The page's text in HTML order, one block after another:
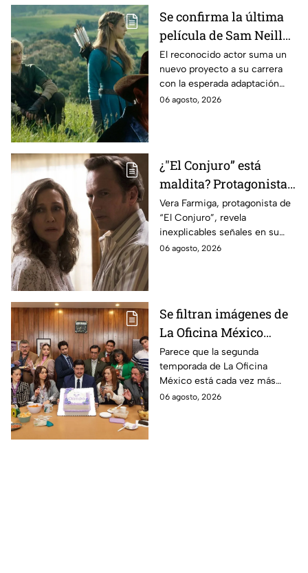
Se confirma la última
película de Sam Neill
antes de morir: esto es
lo que se sabe hasta
ahora
El reconocido actor suma un
nuevo proyecto a su carrera
con la esperada adaptación
cinematográfica del popular
06 agosto, 2026
¿"El Conjuro” está
maldita? Protagonista
revela INQUIETANTES
señales en su cuerpo
durante la grabación de
la película
Vera Farmiga, protagonista de
“El Conjuro”, revela
inexplicables señales en su
cuerpo durante el rodaje de la
06 agosto, 2026
Se filtran imágenes de
La Oficina México
temporada 2 y un
detalle desata teorías
entre los fans
Parece que la segunda
temporada de La Oficina
México está cada vez más
cerca, pues el elenco ya se
06 agosto, 2026